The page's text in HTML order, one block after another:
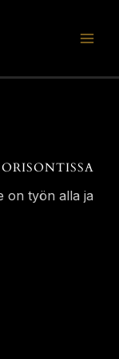
on työn alla ja